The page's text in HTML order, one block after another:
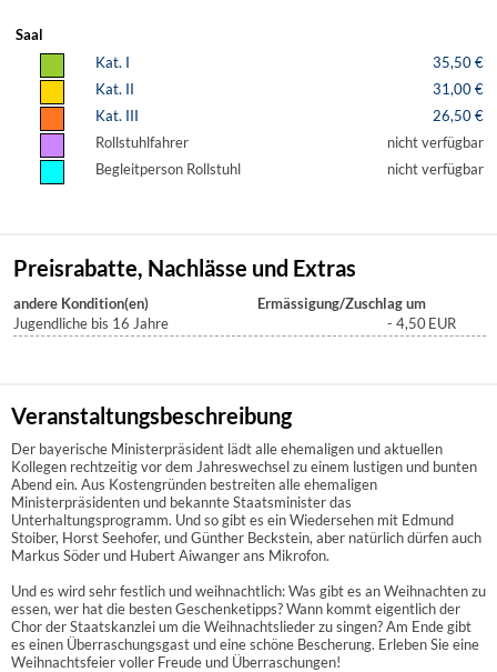
Saal
Kat. I
35,50 €
Kat. II
31,00 €
Kat. III
26,50 €
Rollstuhlfahrer
nicht verfügbar
Begleitperson Rollstuhl
nicht verfügbar
Preisrabatte, Nachlässe und Extras
andere Kondition(en)
Ermässigung/Zuschlag um
Jugendliche bis 16 Jahre
- 4,50EUR
Veranstaltungsbeschreibung
Der bayerische Ministerpräsident lädt alle ehemaligen und aktuellen
Kollegen rechtzeitig vor dem Jahreswechsel zu einem lustigen und bunten
Abend ein. Aus Kostengründen bestreiten alle ehemaligen
Ministerpräsidenten und bekannte Staatsminister das
Unterhaltungsprogramm. Und so gibt es ein Wiedersehen mit Edmund
Stoiber, Horst Seehofer, und Günther Beckstein, aber natürlich dürfen auch
Markus Söder und Hubert Aiwanger ans Mikrofon.
Und es wird sehr festlich und weihnachtlich: Was gibt es an Weihnachten zu
essen, wer hat die besten Geschenketipps? Wann kommt eigentlich der
Chor der Staatskanzlei um die Weihnachtslieder zu singen? Am Ende gibt
es einen Überraschungsgast und eine schöne Bescherung. Erleben Sie eine
Weihnachtsfeier voller Freude und Überraschungen!